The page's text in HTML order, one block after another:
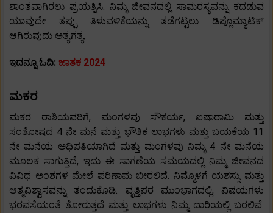
ಶಾಂತವಾಗಿರಲು ಪ್ರಯತ್ನಿಸಿ. ನಿಮ್ಮ ಜೀವನದಲ್ಲಿ ಸಾಮರಸ್ಯವನ್ನು ಕದಡುವ
ಯಾವುದೇ ತಪ್ಪು ತಿಳುವಳಿಕೆಯನ್ನು ತಡೆಗಟ್ಟಲು ಡಿಪ್ಲೊಮ್ಯಾಟಿಕ್
ಆಗಿರುವುದು ಅತ್ಯಗತ್ಯ.
ಇದನ್ನೂ ಓದಿ: ಜಾತಕ 2024
ಮಕರ
ಮಕರ ರಾಶಿಯವರಿಗೆ, ಮಂಗಳವು ಸೌಕರ್ಯ, ಐಷಾರಾಮಿ ಮತ್ತು
ಸಂತೋಷದ 4 ನೇ ಮನೆ ಮತ್ತು ಭೌತಿಕ ಲಾಭಗಳು ಮತ್ತು ಬಯಕೆಯ 11
ನೇ ಮನೆಯ ಅಧಿಪತಿಯಾಗಿದೆ ಮತ್ತು ಮಂಗಳವು ನಿಮ್ಮ 4 ನೇ ಮನೆಯ
ಮೂಲಕ ಸಾಗುತ್ತಿದೆ, ಇದು ಈ ಸಾಗಣೆಯ ಸಮಯದಲ್ಲಿ ನಿಮ್ಮ ಜೀವನದ
ವಿವಿಧ ಅಂಶಗಳ ಮೇಲೆ ಪರಿಣಾಮ ಬೀರಲಿದೆ. ನಿಮ್ಮೊಳಗೆ ಯಶಸ್ಸು ಮತ್ತು
ಆತ್ಮವಿಶ್ವಾಸವನ್ನು ತಂದುಕೊಡಿ. ವೃತ್ತಿಪರ ಮುಂಭಾಗದಲ್ಲಿ, ವಿಷಯಗಳು
ಭರವಸೆಯಂತೆ ತೋರುತ್ತದೆ ಮತ್ತು ಲಾಭಗಳು ನಿಮ್ಮ ದಾರಿಯಲ್ಲಿ ಬರಲಿವೆ.